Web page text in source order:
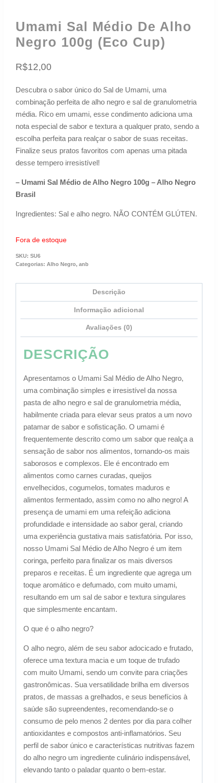
Umami Sal Médio De Alho
Negro 100g (eco Cup)
R$12,00
Descubra o sabor único do Sal de Umami, uma
combinação perfeita de alho negro e sal de granulometria
média. Rico em umami, esse condimento adiciona uma
nota especial de sabor e textura a qualquer prato, sendo a
escolha perfeita para realçar o sabor de suas receitas.
Finalize seus pratos favoritos com apenas uma pitada
desse tempero irresistível!
– Umami Sal Médio de Alho Negro 100g – Alho Negro
Brasil
Ingredientes: Sal e alho negro. NÃO CONTÉM GLÚTEN.
Fora de estoque
SKU: SU6
Categorias: Alho Negro, anb
Descrição
Informação adicional
Avaliações (0)
DESCRIÇÃO
Apresentamos o Umami Sal Médio de Alho Negro,
uma combinação simples e irresistível da nossa
pasta de alho negro e sal de granulometria média,
habilmente criada para elevar seus pratos a um novo
patamar de sabor e sofisticação. O umami é
frequentemente descrito como um sabor que realça a
sensação de sabor nos alimentos, tornando-os mais
saborosos e complexos. Ele é encontrado em
alimentos como carnes curadas, queijos
envelhecidos, cogumelos, tomates maduros e
alimentos fermentado, assim como no alho negro! A
presença de umami em uma refeição adiciona
profundidade e intensidade ao sabor geral, criando
uma experiência gustativa mais satisfatória. Por isso,
nosso Umami Sal Médio de Alho Negro é um item
coringa, perfeito para finalizar os mais diversos
preparos e receitas. É um ingrediente que agrega um
toque aromático e defumado, com muito umami,
resultando em um sal de sabor e textura singulares
que simplesmente encantam.
O que é o alho negro?
O alho negro, além de seu sabor adocicado e frutado,
oferece uma textura macia e um toque de trufado
com muito Umami, sendo um convite para criações
gastronômicas. Sua versatilidade brilha em diversos
pratos, de massas a grelhados, e seus benefícios à
saúde são supreendentes, recomendando-se o
consumo de pelo menos 2 dentes por dia para colher
antioxidantes e compostos anti-inflamatórios. Seu
perfil de sabor único e características nutritivas fazem
do alho negro um ingrediente culinário indispensável,
elevando tanto o paladar quanto o bem-estar.